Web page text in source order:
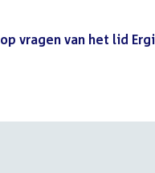
vragen van het lid